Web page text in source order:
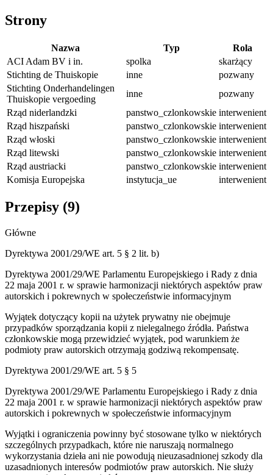
Strony
Nazwa Typ
Rola
ACI Adam BV i in.
spolka
skarżący
Stichting de Thuiskopie
inne
pozwany
Stichting Onderhandelingen
Thuiskopie vergoeding
inne
pozwany
Rząd niderlandzki
panstwo_czlonkowskie interwenient
Rząd hiszpański
panstwo_czlonkowskie interwenient
Rząd włoski
panstwo_czlonkowskie interwenient
Rząd litewski
panstwo_czlonkowskie interwenient
Rząd austriacki
panstwo_czlonkowskie interwenient
Komisja Europejska
instytucja_ue interwenient
Przepisy (9)
Główne
Dyrektywa 2001/29/WE art. 5 § 2 lit. b)
Dyrektywa 2001/29/WE Parlamentu Europejskiego i Rady z dnia
22 maja 2001 r. w sprawie harmonizacji niektórych aspektów praw
autorskich i pokrewnych w społeczeństwie informacyjnym
Wyjątek dotyczący kopii na użytek prywatny nie obejmuje
przypadków sporządzania kopii z nielegalnego źródła. Państwa
członkowskie mogą przewidzieć wyjątek, pod warunkiem że
podmioty praw autorskich otrzymają godziwą rekompensatę.
Dyrektywa 2001/29/WE art. 5 § 5
Dyrektywa 2001/29/WE Parlamentu Europejskiego i Rady z dnia
22 maja 2001 r. w sprawie harmonizacji niektórych aspektów praw
autorskich i pokrewnych w społeczeństwie informacyjnym
Wyjątki i ograniczenia powinny być stosowane tylko w niektórych
szczególnych przypadkach, które nie naruszają normalnego
wykorzystania dzieła ani nie powodują nieuzasadnionej szkody dla
uzasadnionych interesów podmiotów praw autorskich. Nie służy